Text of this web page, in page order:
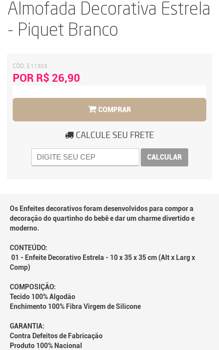
Almofada Decorativa Estrela
- Piquet Branco
CÓD: E11303
POR R$ 26,90
COMPRAR
CALCULE SEU FRETE
CALCULAR
Os Enfeites decorativos foram desenvolvidos para compor a
decoração do quartinho do bebê e dar um charme divertido e
moderno.
CONTEÚDO:
01 - Enfeite Decorativo Estrela - 10 x 35 x 35 cm (Alt x Larg x
Comp)
COMPOSIÇÃO:
Tecido 100% Algodão
Enchimento 100% Fibra Virgem de Silicone
GARANTIA:
Contra Defeitos de Fabricação
Produto 100% Nacional